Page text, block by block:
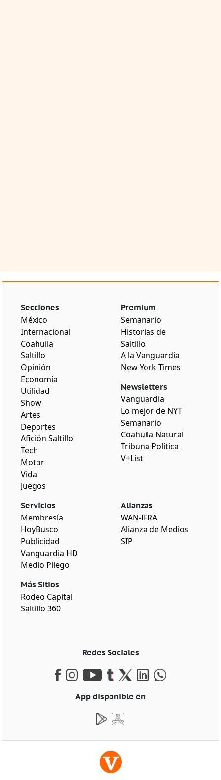
Secciones
México
Internacional
Coahuila
Saltillo
Opinión
Economía
Utilidad
Show
Artes
Deportes
Afición Saltillo
Tech
Motor
Vida
Juegos
Premium
Semanario
Historias de
Saltillo
A la Vanguardia
New York Times
Newsletters
Vanguardia
Lo mejor de NYT
Semanario
Coahuila Natural
Tribuna Política
V+List
Servicios
Membresía
HoyBusco
Publicidad
Vanguardia HD
Medio Pliego
Más Sitios
Rodeo Capital
Saltillo 360
Alianzas
WAN-IFRA
Alianza de Medios
SIP
Redes Sociales
App disponible en